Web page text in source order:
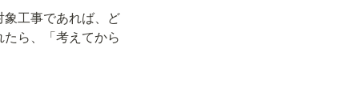
工事であれば、ど
ら、「考えてから